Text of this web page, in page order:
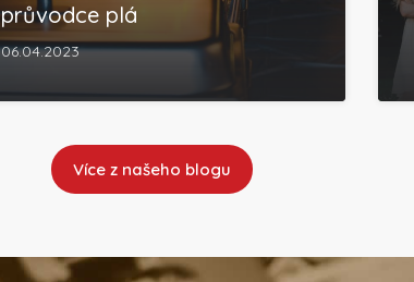
průvodce plá
06.04.2023
Více z našeho blogu